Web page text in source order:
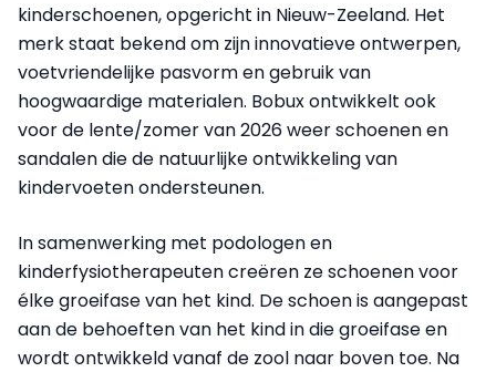
kinderschoenen, opgericht in Nieuw-Zeeland. Het
merk staat bekend om zijn innovatieve ontwerpen,
voetvriendelijke pasvorm en gebruik van
hoogwaardige materialen. Bobux ontwikkelt ook
voor de lente/zomer van 2026 weer schoenen en
sandalen die de natuurlijke ontwikkeling van
kindervoeten ondersteunen.
In samenwerking met podologen en
kinderfysiotherapeuten creëren ze schoenen voor
élke groeifase van het kind. De schoen is aangepast
aan de behoeften van het kind in die groeifase en
wordt ontwikkeld vanaf de zool naar boven toe. Na